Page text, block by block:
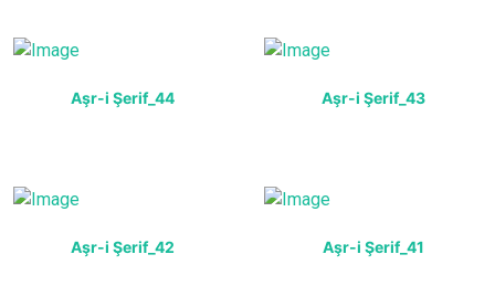
Aşr-i Şerif_44 Aşr-i Şerif_43
Aşr-i Şerif_42 Aşr-i Şerif_41